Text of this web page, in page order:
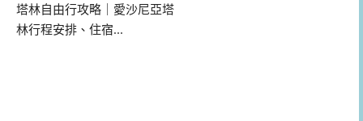
塔林自由行攻略｜愛沙尼亞塔
林行程安排、住宿...